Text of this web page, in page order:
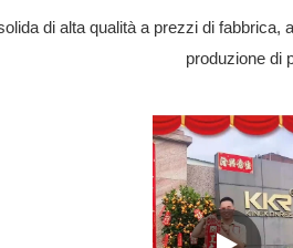
di alta qualità a prezzi di
produzione di